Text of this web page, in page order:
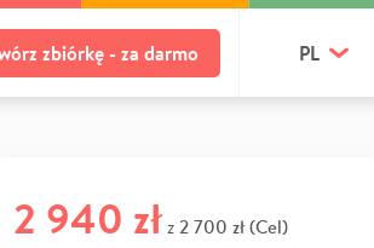
zbiórkę - za darmo PL
2 940 zł z 2 700 zł (Cel)